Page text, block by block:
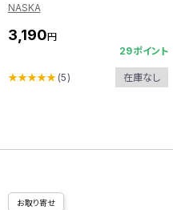
NASKA
3,190円
29ポイント
★★★★★ (5) 在庫なし
お取り寄せ